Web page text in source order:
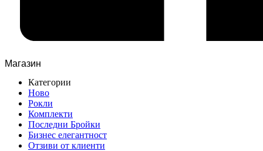
Магазин
Категории
Ново
Рокли
Комплекти
Последни Бройки
Бизнес елегантност
Отзиви от клиенти